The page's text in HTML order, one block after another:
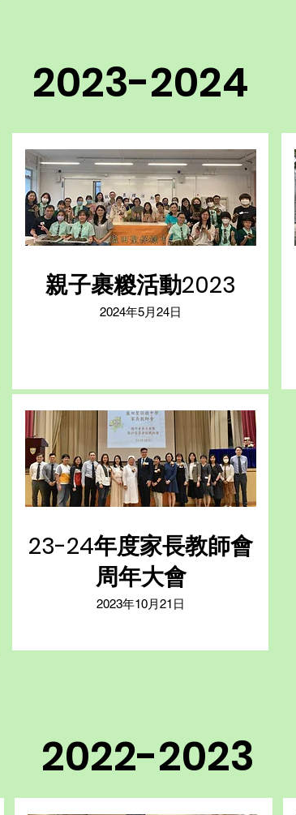
2023-2024
親子裹糉活動2023
2024年5月24日
23-24年度家長教師會
周年大會
2023年10月21日
2022-2023